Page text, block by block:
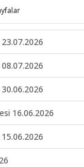
16.06.2026